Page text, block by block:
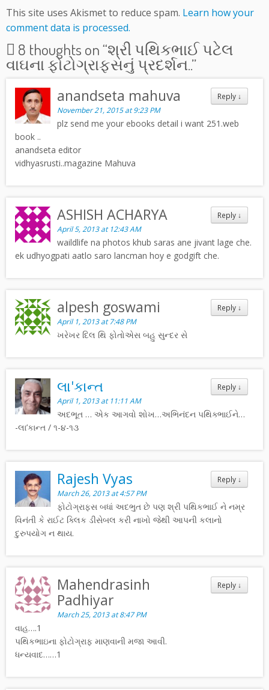
This site uses Akismet to reduce spam. Learn how your
comment data is processed.
8 thoughts on “શ્રી પથિકભાઈ પટેલ
વાઘના ફોટોગ્રાફ્સનું પ્રદર્શન..”
Reply ↓
anandseta mahuva
November 21, 2015 at 9:23 PM
plz send me your ebooks detail i want 251.web
book ..
anandseta editor
vidhyasrusti..magazine Mahuva
Reply ↓
ASHISH ACHARYA
April 5, 2013 at 12:43 AM
waildlife na photos khub saras ane jivant lage che.
ek udhyogpati aatlo saro lancman hoy e godgift che.
Reply ↓
alpesh goswami
April 1, 2013 at 7:48 PM
ખરેખર દિલ થિ ફોતોએસ બહુ સુન્દર સે
Reply ↓
લા'કાન્ત
April 1, 2013 at 11:11 AM
અદભૂત … એક આગવો શોખ…અભિનંદન પથિક્ભાઈને…
-લા’કાન્ત / ૧-૪-૧૩
Reply ↓
Rajesh Vyas
March 26, 2013 at 4:57 PM
ફોટોગ્રાફ્સ બધાં અદભુત છે પણ શ્રી પથિકભાઈ ને નમ્ર
વિનંતી કે રાઈટ ક્લિક ડીસેબલ કરી નાખો જેથી આપની કલાનો
દુરુપયોગ ન થાય.
Reply ↓
Mahendrasinh
Padhiyar
March 25, 2013 at 8:47 PM
વાહ….1
પથિકભાઇના ફોટોગ્રાફ માણવાની મજા આવી.
ધન્યવાદ……1